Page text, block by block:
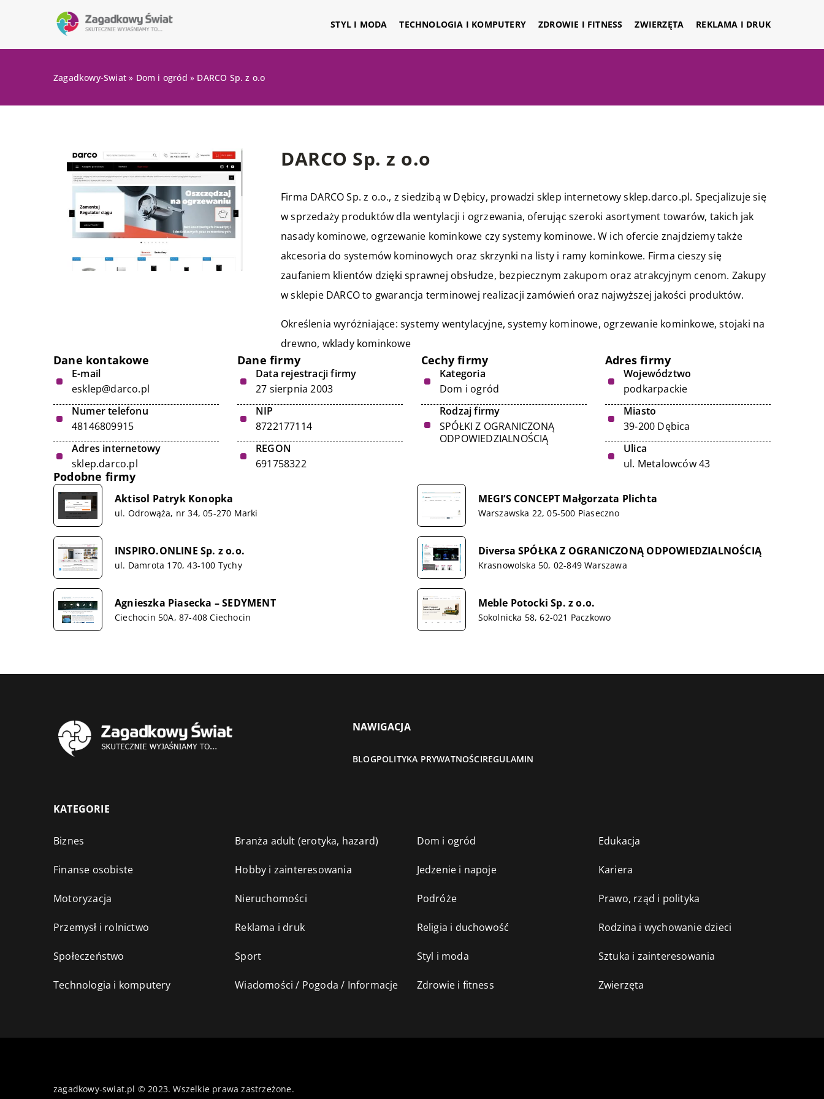
STYL I MODA TECHNOLOGIA I KOMPUTERY ZDROWIE I FITNESS ZWIERZĘTA REKLAMA I DRUK
Zagadkowy-Swiat » Dom i ogród » DARCO Sp. z o.o
DARCO Sp. z o.o
Firma DARCO Sp. z o.o., z siedzibą w Dębicy, prowadzi sklep internetowy sklep.darco.pl. Specjalizuje się
w sprzedaży produktów dla wentylacji i ogrzewania, oferując szeroki asortyment towarów, takich jak
nasady kominowe, ogrzewanie kominkowe czy systemy kominowe. W ich ofercie znajdziemy także
akcesoria do systemów kominowych oraz skrzynki na listy i ramy kominkowe. Firma cieszy się
zaufaniem klientów dzięki sprawnej obsłudze, bezpiecznym zakupom oraz atrakcyjnym cenom. Zakupy
w sklepie DARCO to gwarancja terminowej realizacji zamówień oraz najwyższej jakości produktów.
Określenia wyróżniające: systemy wentylacyjne, systemy kominowe, ogrzewanie kominkowe, stojaki na
drewno, wklady kominkowe
Dane kontakowe
E-mail
esklep@darco.pl
Numer telefonu
48146809915
Adres internetowy
sklep.darco.pl
Dane firmy
Data rejestracji firmy
27 sierpnia 2003
NIP
8722177114
REGON
691758322
Cechy firmy
Kategoria
Dom i ogród
Rodzaj firmy
SPÓŁKI Z OGRANICZONĄ
ODPOWIEDZIALNOŚCIĄ
Adres firmy
Województwo
podkarpackie
Miasto
39-200 Dębica
Ulica
ul. Metalowców 43
Podobne firmy
Aktisol Patryk Konopka
ul. Odrowąża, nr 34, 05-270 Marki
MEGI’S CONCEPT Małgorzata Plichta
Warszawska 22, 05-500 Piaseczno
INSPIRO.ONLINE Sp. z o.o.
ul. Damrota 170, 43-100 Tychy
Diversa SPÓŁKA Z OGRANICZONĄ ODPOWIEDZIALNOŚCIĄ
Krasnowolska 50, 02-849 Warszawa
Agnieszka Piasecka – SEDYMENT
Ciechocin 50A, 87-408 Ciechocin
Meble Potocki Sp. z o.o.
Sokolnicka 58, 62-021 Paczkowo
NAWIGACJA
BLOGPOLITYKA PRYWATNOŚCIREGULAMIN
KATEGORIE
Biznes Branża adult (erotyka, hazard) Dom i ogród Edukacja
Finanse osobiste Hobby i zainteresowania Jedzenie i napoje Kariera
Motoryzacja Nieruchomości Podróże Prawo, rząd i polityka
Przemysł i rolnictwo Reklama i druk Religia i duchowość Rodzina i wychowanie dzieci
Społeczeństwo Sport Styl i moda Sztuka i zainteresowania
Technologia i komputery Wiadomości / Pogoda / Informacje Zdrowie i fitness Zwierzęta
zagadkowy-swiat.pl © 2023. Wszelkie prawa zastrzeżone.